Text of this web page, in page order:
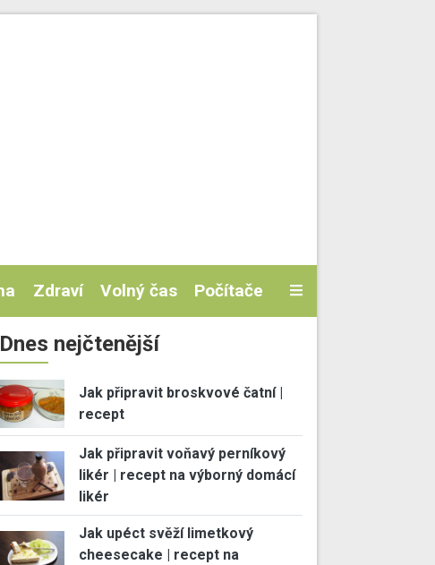
Zdraví Volný čas Počítače
Dnes nejčtenější
Jak připravit broskvové čatní |
recept
Jak připravit voňavý perníkový
likér | recept na výborný domácí
likér
Jak upéct svěží limetkový
cheesecake | recept na